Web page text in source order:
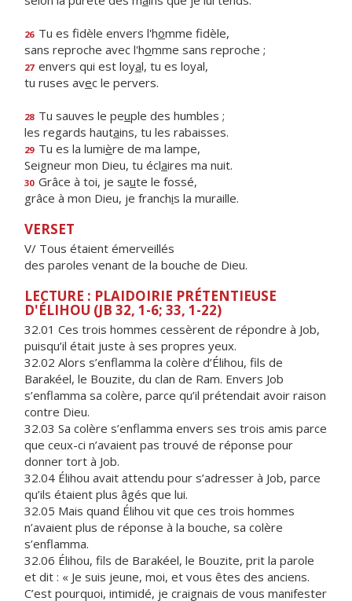
26 Tu es fidèle envers l'homme fidèle,
sans reproche avec l'homme sans reproche ;
27 envers qui est loyal, tu es loyal,
tu ruses avec le pervers.
28 Tu sauves le peuple des humbles ;
les regards hautains, tu les rabaisses.
29 Tu es la lumière de ma lampe,
Seigneur mon Dieu, tu éclaires ma nuit.
30 Grâce à toi, je saute le fossé,
grâce à mon Dieu, je franchis la muraille.
VERSET
V/ Tous étaient émerveillés
des paroles venant de la bouche de Dieu.
LECTURE : PLAIDOIRIE PRÉTENTIEUSE
D'ÉLIHOU (JB 32, 1-6; 33, 1-22)
32.01 Ces trois hommes cessèrent de répondre à Job,
puisqu’il était juste à ses propres yeux.
32.02 Alors s’enflamma la colère d’Élihou, fils de
Barakéel, le Bouzite, du clan de Ram. Envers Job
s’enflamma sa colère, parce qu’il prétendait avoir raison
contre Dieu.
32.03 Sa colère s’enflamma envers ses trois amis parce
que ceux-ci n’avaient pas trouvé de réponse pour
donner tort à Job.
32.04 Élihou avait attendu pour s’adresser à Job, parce
qu’ils étaient plus âgés que lui.
32.05 Mais quand Élihou vit que ces trois hommes
n’avaient plus de réponse à la bouche, sa colère
s’enflamma.
32.06 Élihou, fils de Barakéel, le Bouzite, prit la parole
et dit : « Je suis jeune, moi, et vous êtes des anciens.
C’est pourquoi, intimidé, je craignais de vous manifester